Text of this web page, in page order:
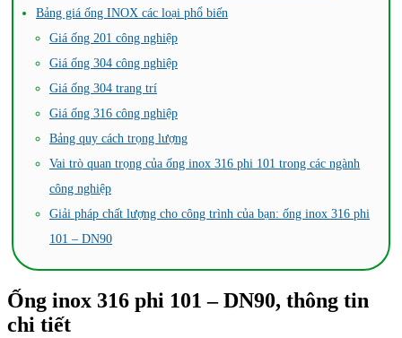
Bảng giá ống INOX các loại phổ biến
Giá ống 201 công nghiệp
Giá ống 304 công nghiệp
Giá ống 304 trang trí
Giá ống 316 công nghiệp
Bảng quy cách trọng lượng
Vai trò quan trọng của ống inox 316 phi 101 trong các ngành
công nghiệp
Giải pháp chất lượng cho công trình của bạn: ống inox 316 phi
101 – DN90
Ống inox 316 phi 101 – DN90, thông tin
chi tiết